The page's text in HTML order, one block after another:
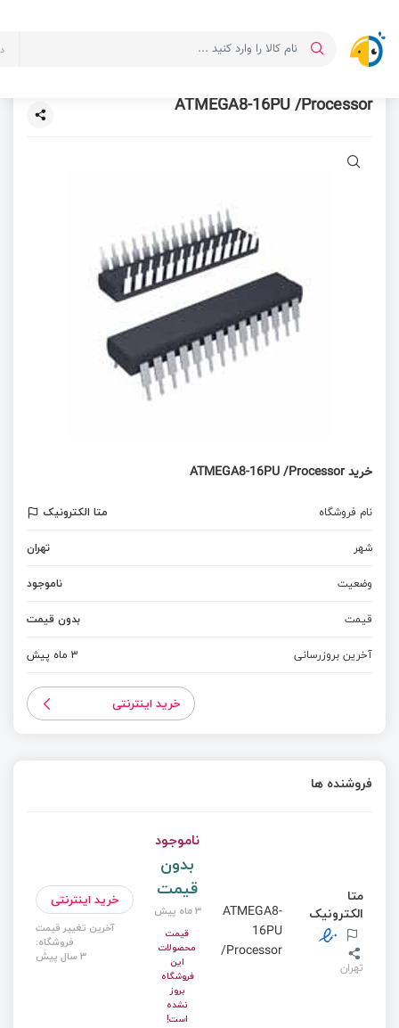
ATMEGA8-16PU /Processor
خرید ATMEGA8-16PU /Processor
نام فروشگاه
متا الکترونیک
شهر
تهران
وضعیت
ناموجود
قیمت
بدون قیمت
آخرین بروزرسانی
3 ماه پیش
خرید اینترنتی
فروشنده ها
متا
الکترونیک
تهران
ATMEGA8-
16PU
/Processor
ناموجود
بدون
قیمت
3 ماه پیش
قیمت
محصولات
این
فروشگاه
بروز
نشده
است!
خرید اینترنتی
آخرین تغییر قیمت
فروشگاه:
3 سال پیش